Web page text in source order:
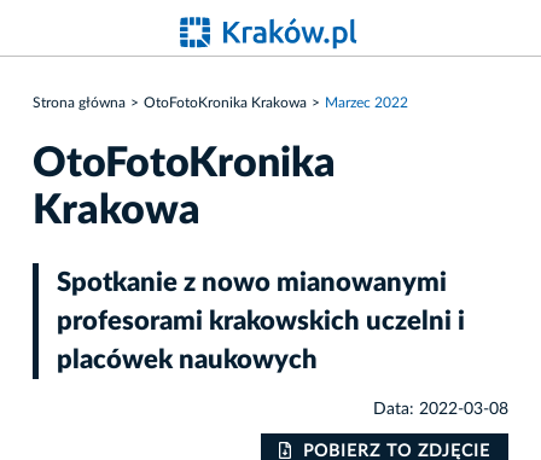
Strona główna OtoFotoKronika Krakowa Marzec 2022
OtoFotoKronika
Krakowa
Spotkanie z nowo mianowanymi
profesorami krakowskich uczelni i
placówek naukowych
Data: 2022-03-08
POBIERZ TO ZDJĘCIE